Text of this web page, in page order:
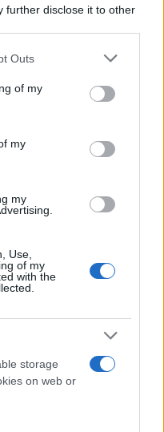
further disclose it to other
one or more Google
You may click to
its third-party tags to
in below Google
Outs
of my
my
my
Use,
of my
with the
storage
on web or
και τα
της πλατφόρμας
κανείς σε όλο το
κατηγορία οι DJ's με